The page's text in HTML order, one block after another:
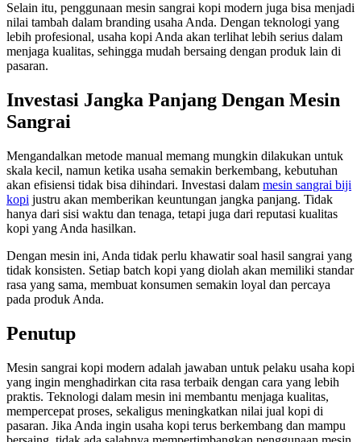
Selain itu, penggunaan mesin sangrai kopi modern juga bisa menjadi
nilai tambah dalam branding usaha Anda. Dengan teknologi yang
lebih profesional, usaha kopi Anda akan terlihat lebih serius dalam
menjaga kualitas, sehingga mudah bersaing dengan produk lain di
pasaran.
Investasi Jangka Panjang Dengan Mesin
Sangrai
Mengandalkan metode manual memang mungkin dilakukan untuk
skala kecil, namun ketika usaha semakin berkembang, kebutuhan
akan efisiensi tidak bisa dihindari. Investasi dalam mesin sangrai biji
kopi justru akan memberikan keuntungan jangka panjang. Tidak
hanya dari sisi waktu dan tenaga, tetapi juga dari reputasi kualitas
kopi yang Anda hasilkan.
Dengan mesin ini, Anda tidak perlu khawatir soal hasil sangrai yang
tidak konsisten. Setiap batch kopi yang diolah akan memiliki standar
rasa yang sama, membuat konsumen semakin loyal dan percaya
pada produk Anda.
Penutup
Mesin sangrai kopi modern adalah jawaban untuk pelaku usaha kopi
yang ingin menghadirkan cita rasa terbaik dengan cara yang lebih
praktis. Teknologi dalam mesin ini membantu menjaga kualitas,
mempercepat proses, sekaligus meningkatkan nilai jual kopi di
pasaran. Jika Anda ingin usaha kopi terus berkembang dan mampu